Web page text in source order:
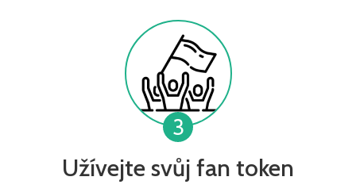
3
Užívejte svůj fan token